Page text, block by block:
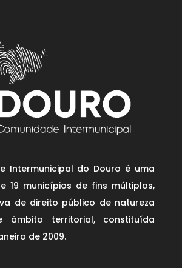
Intermunicipal do Douro é uma
19 municípios de fins múltiplos,
de direito público de natureza
âmbito territorial, constituída
de 2009.